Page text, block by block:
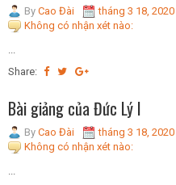
By Cao Đài tháng 3 18, 2020
Không có nhận xét nào:
Share:
Bài giảng của Đức Lý I
By Cao Đài tháng 3 18, 2020
Không có nhận xét nào: